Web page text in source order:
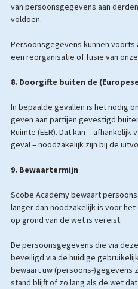
van persoonsgegevens aan
voldoen.
Persoonsgegevens kunnen
een reorganisatie of fusie van
8. Doorgifte buiten de
In bepaalde gevallen is het nodig
geven aan partijen gevestigd
Ruimte (EER). Dat kan –
geval – noodzakelijk zijn bij de
9. Bewaartermijn
Scobe Academy bewaart
langer dan noodzakelijk is voor
op grond van de wet is vereist.
De persoonsgegevens die via
beveiligd via de huidige
bewaart uw (persoons-)gegevens
stand blijft of zo lang als de wet